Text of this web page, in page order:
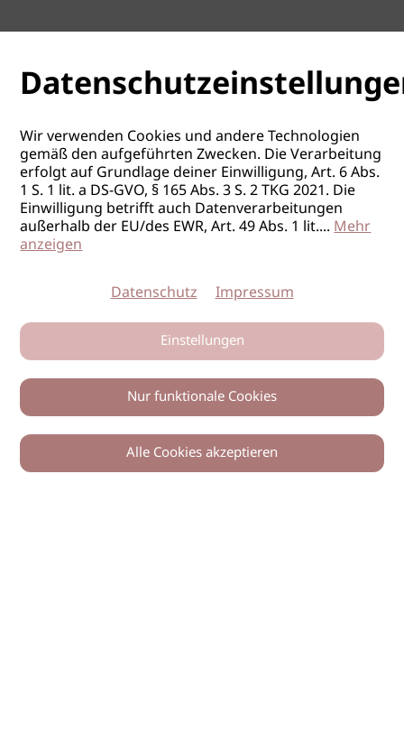
Wir verwenden Cookies und andere Technologien
gemäß den aufgeführten Zwecken. Die Verarbeitung
erfolgt auf Grundlage deiner Einwilligung, Art. 6 Abs.
1 S. 1 lit. a DS-GVO, § 165 Abs. 3 S. 2 TKG 2021. Die
Einwilligung betrifft auch Datenverarbeitungen
außerhalb der EU/des EWR, Art. 49 Abs. 1 lit....Mehr
anzeigen
Datenschutz Impressum
Einstellungen
Nur funktionale Cookies
Alle Cookies akzeptieren